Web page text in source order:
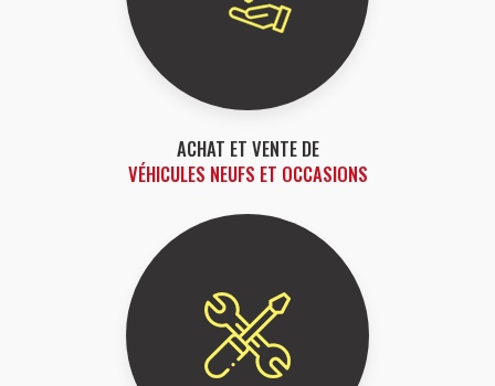
ACHAT ET VENTE DE
VÉHICULES NEUFS ET OCCASIONS